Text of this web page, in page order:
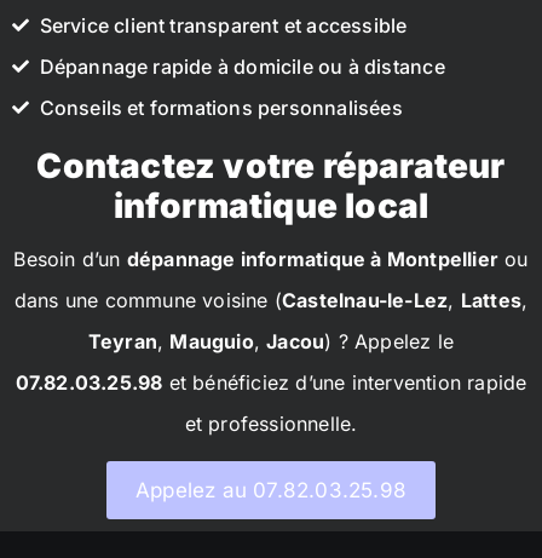
Service client transparent et accessible
Dépannage rapide à domicile ou à distance
Conseils et formations personnalisées
Contactez votre réparateur
informatique local
Besoin d’un dépannage informatique à Montpellier ou
dans une commune voisine (Castelnau-le-Lez, Lattes,
Teyran, Mauguio,Jacou) ? Appelez le
07.82.03.25.98 et bénéficiez d’une intervention rapide
et professionnelle.
Appelez au 07.82.03.25.98